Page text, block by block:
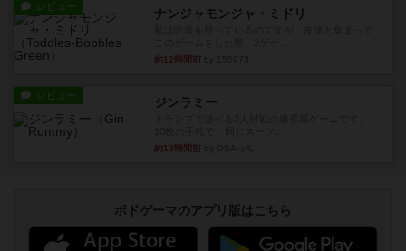
レビュー ナンジャモンジャ・ミドリ
約12時間前
レビュー ジンラミー
約13時間前
ボドゲーマのアプリ版はこちら